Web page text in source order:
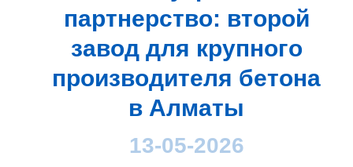
партнерство: второй
завод для крупного
производителя бетона
в Алматы
13-05-2026